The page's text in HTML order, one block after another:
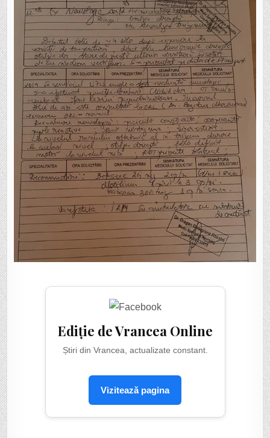
Ediție de Vrancea Online
Știri din Vrancea, actualizate constant.
Vizitează pagina